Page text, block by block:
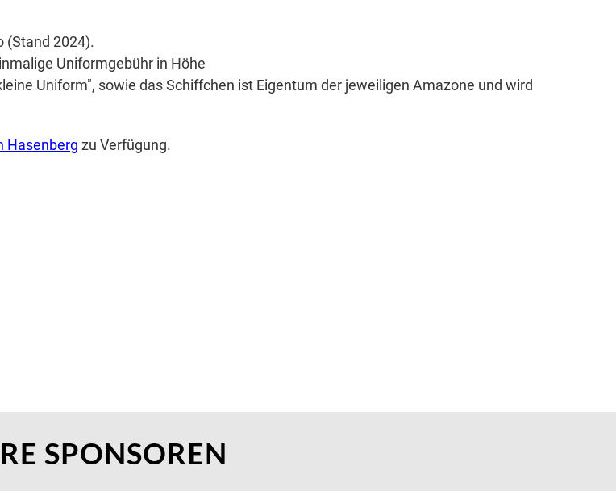
(Stand 2024).
Uniformgebühr in Höhe
Uniform", sowie das Schiffchen ist Eigentum der jeweiligen Amazone und wird
Hasenberg zu Verfügung.
SPONSOREN